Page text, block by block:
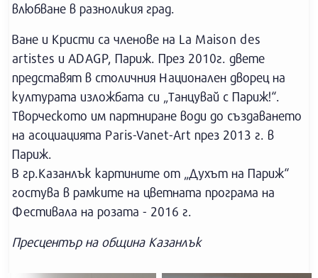
влюбване в разноликия град.
Ване и Кристи са членове на La Maison des
artistes и ADAGP, Париж. През 2010г. двете
представят в столичния Национален дворец на
културата изложбата си „Танцувай с Париж!“.
Творческото им партниране води до създаването
на асоциацията Paris-Vanet-Art през 2013 г. в
Париж.
В гр.Казанлък картините от „Духът на Париж“
гостува в рамките на цветната програма на
Фестивала на розата - 2016 г.
Пресцентър на община Казанлък